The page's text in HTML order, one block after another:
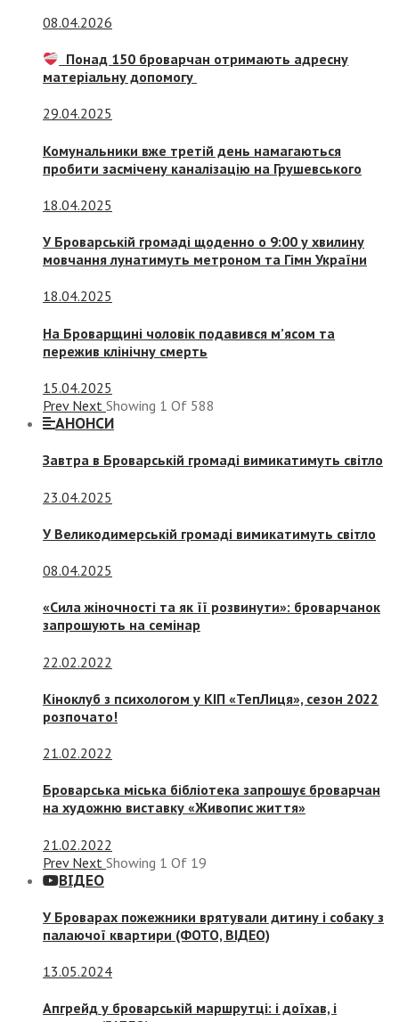
08.04.2026
Понад 150 броварчан отримають адресну
матеріальну допомогу
29.04.2025
Комунальники вже третій день намагаються
пробити засмічену каналізацію на Грушевського
18.04.2025
У Броварській громаді щоденно о 9:00 у хвилину
мовчання лунатимуть метроном та Гімн України
18.04.2025
На Броварщині чоловік подавився м’ясом та
пережив клінічну смерть
15.04.2025
Prev Next Showing 1 Of 588
АНОНСИ
Завтра в Броварській громаді вимикатимуть світло
23.04.2025
У Великодимерській громаді вимикатимуть світло
08.04.2025
«Сила жіночності та як її розвинути»: броварчанок
запрошують на семінар
22.02.2022
Кіноклуб з психологом у КІП «ТепЛиця», сезон 2022
розпочато!
21.02.2022
Броварська міська бібліотека запрошує броварчан
на художню виставку «Живопис життя»
21.02.2022
Prev Next Showing 1 Of 19
ВІДЕО
У Броварах пожежники врятували дитину і собаку з
палаючої квартири (ФОТО, ВІДЕО)
13.05.2024
Апгрейд у броварській маршрутці: і доїхав, і